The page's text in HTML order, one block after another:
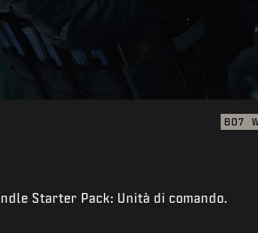
BO7
Starter Pack: Unità di comando.